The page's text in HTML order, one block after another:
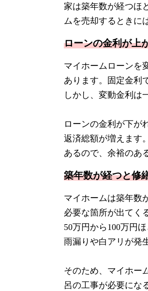
家は築年数が経つほ
ムを売却するときに
ローンの金利が上
マイホームローンを
あります。固定金利
しかし、変動金利は
ローンの金利が下が
返済総額が増えます
あるので、余裕のあ
築年数が経つと修
マイホームは築年数
必要な箇所が出てく
50万円から100万円
雨漏りや白アリが発
そのため、マイホー
呂の工事が必要にな